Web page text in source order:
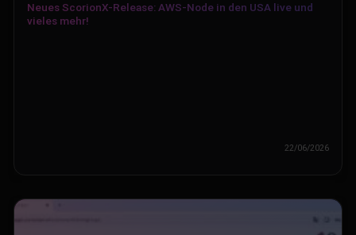
Neues ScorionX-Release: AWS-Node in den USA live und
vieles mehr!
22/06/2026